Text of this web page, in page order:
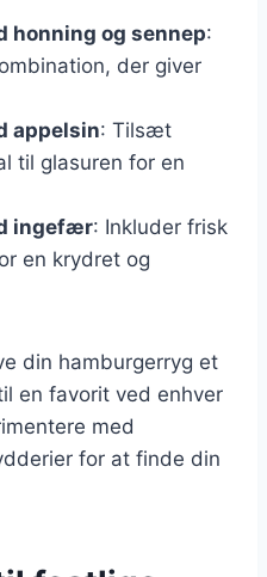
honning og sennep:
der giver
appelsin: Tilsæt
til glasuren for en
ingefær: Inkluder frisk
en krydret og
din hamburgerryg et
en favorit ved enhver
med
for at finde din